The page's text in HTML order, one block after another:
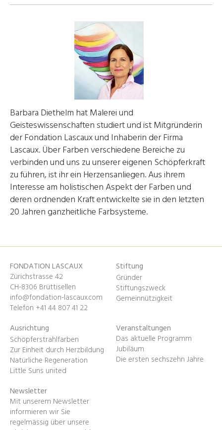
Barbara Diethelm hat Malerei und
Geisteswissenschaften studiert und ist Mitgründerin
der Fondation Lascaux und Inhaberin der Firma
Lascaux. Über Farben verschiedene Bereiche zu
verbinden und uns zu unserer eigenen Schöpferkraft
zu führen, ist ihr ein Herzensanliegen. Aus ihrem
Interesse am holistischen Aspekt der Farben und
deren ordnenden Kraft entwickelte sie in den letzten
20 Jahren ganzheitliche Farbsysteme.
FONDATION LASCAUX
Zürichstrasse 42
CH-8306 Brüttisellen
info@fondation-lascaux.com
Telefon +41 44 807 41 22
Stiftung
Gründer
Stiftungszweck
Gemeinnützigkeit
Ausrichtung
Schöpferstrahlfarben
Zur Einheit durch Herzbildung
Natürliche Regeneration
Little Suns united
Veranstaltungen
Das aktuelle Programm
Jubiläum
Die ersten sechszehn Jahre
Newsletter
Mit unserem Newsletter
informieren wir Sie
regelmässig über unsere